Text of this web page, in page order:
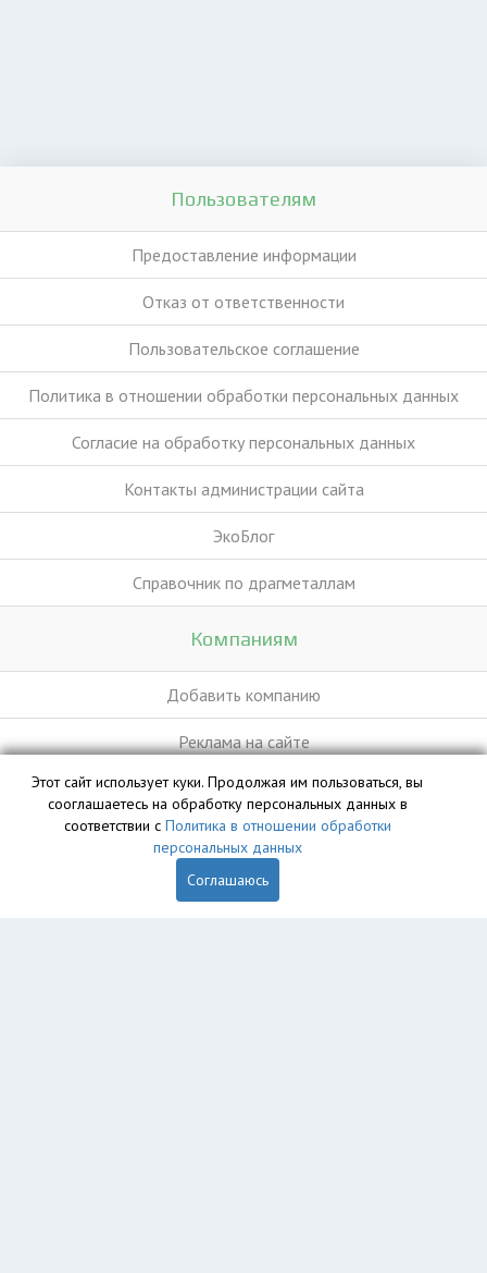
Пользователям
Предоставление информации
Отказ от ответственности
Пользовательское соглашение
Политика в отношении обработки персональных данных
Согласие на обработку персональных данных
Контакты администрации сайта
ЭкоБлог
Справочник по драгметаллам
Компаниям
Добавить компанию
Реклама на сайте
База данных сайта vyvoz.org является интеллектуальной
собственностью ООО «Профит» и охраняется законом.
Этот сайт использует куки. Продолжая им пользоваться, вы
сооглашаетесь на обработку персональных данных в
соответствии с Политика в отношении обработки
персональных данных
Соглашаюсь